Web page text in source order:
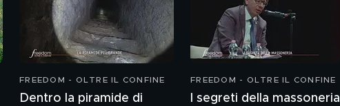
FREEDOM - OLTRE IL CONFINE
Dentro la piramide di
FREEDOM - OLTRE IL CONFINE
I segreti della massoneria